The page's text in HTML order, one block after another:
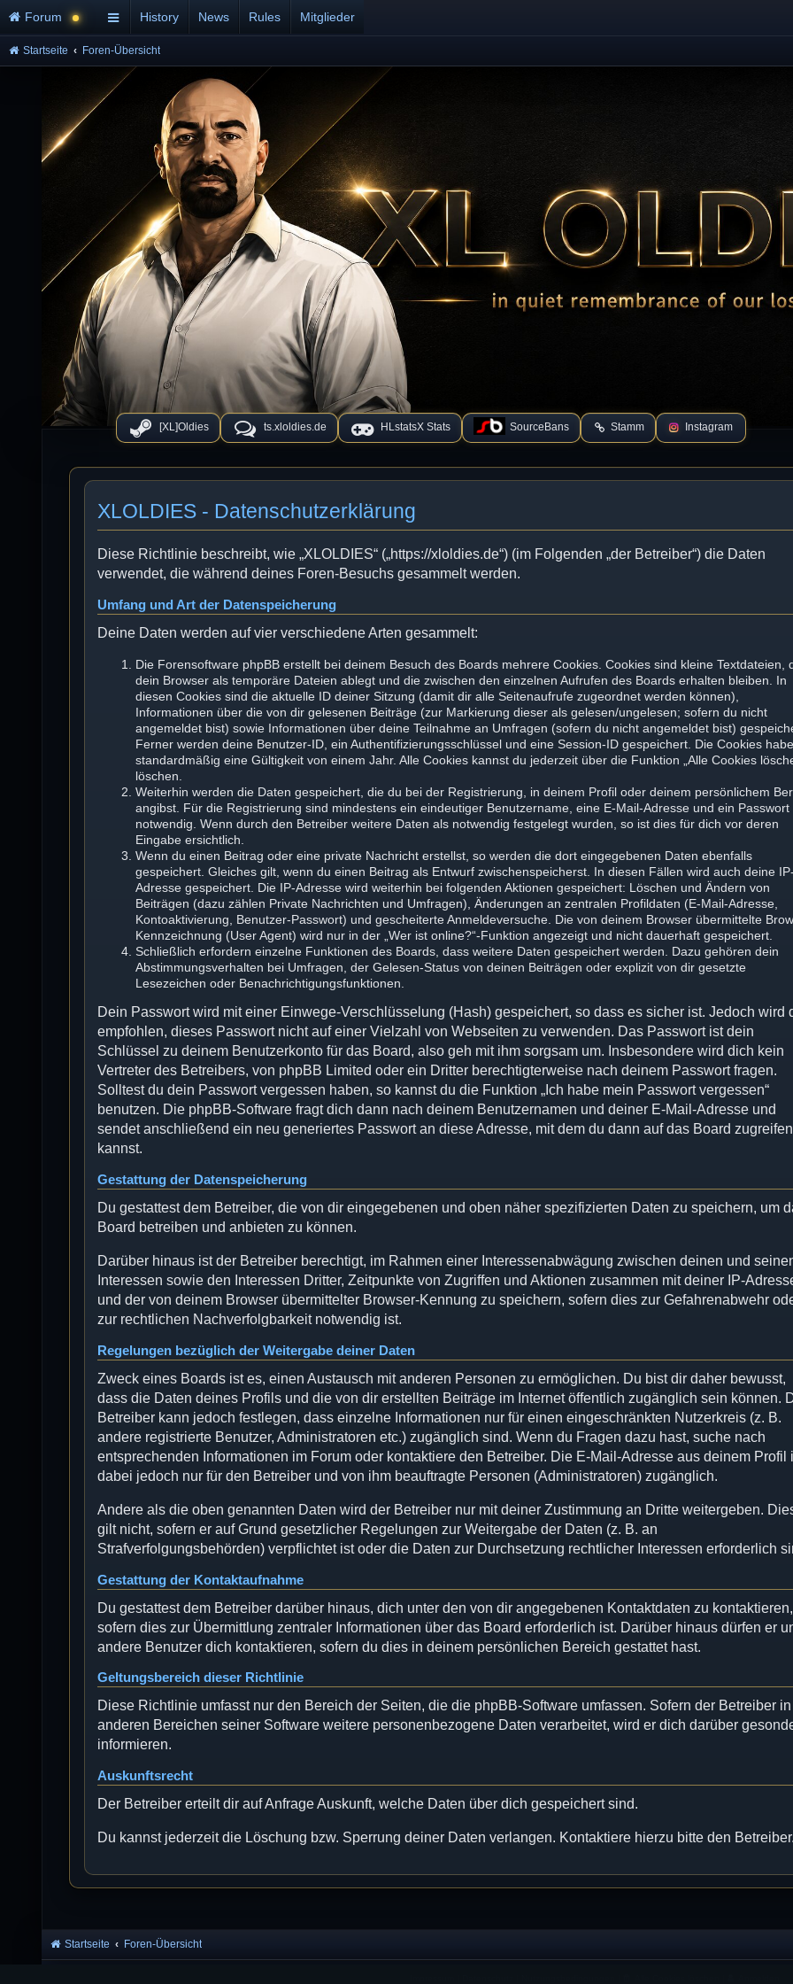
[XL]Oldies ts.xloldies.de HLstatsX Stats SourceBans Stamm Instagram
Forum History News Rules Mitglieder
Startseite Foren-Übersicht
XLOLDIES - Datenschutzerklärung
Diese Richtlinie beschreibt, wie „XLOLDIES“ („https://xloldies.de“) (im Folgenden „der Betreiber“) die Daten
verwendet, die während deines Foren-Besuchs gesammelt werden.
Umfang und Art der Datenspeicherung
Deine Daten werden auf vier verschiedene Arten gesammelt:
Die Forensoftware phpBB erstellt bei deinem Besuch des Boards mehrere Cookies. Cookies sind kleine Textdateien,
dein Browser als temporäre Dateien ablegt und die zwischen den einzelnen Aufrufen des Boards erhalten bleiben. In
diesen Cookies sind die aktuelle ID deiner Sitzung (damit dir alle Seitenaufrufe zugeordnet werden können),
Informationen über die von dir gelesenen Beiträge (zur Markierung dieser als gelesen/ungelesen; sofern du nicht
angemeldet bist) sowie Informationen über deine Teilnahme an Umfragen (sofern du nicht angemeldet bist)
Ferner werden deine Benutzer-ID, ein Authentifizierungsschlüssel und eine Session-ID gespeichert. Die Cookies
standardmäßig eine Gültigkeit von einem Jahr. Alle Cookies kannst du jederzeit über die Funktion „Alle Cookies
löschen.
Weiterhin werden die Daten gespeichert, die du bei der Registrierung, in deinem Profil oder deinem persönlichem
angibst. Für die Registrierung sind mindestens ein eindeutiger Benutzername, eine E-Mail-Adresse und ein Passwort
notwendig. Wenn durch den Betreiber weitere Daten als notwendig festgelegt wurden, so ist dies für dich vor deren
Eingabe ersichtlich.
Wenn du einen Beitrag oder eine private Nachricht erstellst, so werden die dort eingegebenen Daten ebenfalls
gespeichert. Gleiches gilt, wenn du einen Beitrag als Entwurf zwischenspeicherst. In diesen Fällen wird auch deine IP-
Adresse gespeichert. Die IP-Adresse wird weiterhin bei folgenden Aktionen gespeichert: Löschen und Ändern von
Beiträgen (dazu zählen Private Nachrichten und Umfragen), Änderungen an zentralen Profildaten (E-Mail-Adresse,
Kontoaktivierung, Benutzer-Passwort) und gescheiterte Anmeldeversuche. Die von deinem Browser übermittelte
Kennzeichnung (User Agent) wird nur in der „Wer ist online?“-Funktion angezeigt und nicht dauerhaft gespeichert.
Schließlich erfordern einzelne Funktionen des Boards, dass weitere Daten gespeichert werden. Dazu gehören dein
Abstimmungsverhalten bei Umfragen, der Gelesen-Status von deinen Beiträgen oder explizit von dir gesetzte
Lesezeichen oder Benachrichtigungsfunktionen.
Dein Passwort wird mit einer Einwege-Verschlüsselung (Hash) gespeichert, so dass es sicher ist. Jedoch wird
empfohlen, dieses Passwort nicht auf einer Vielzahl von Webseiten zu verwenden. Das Passwort ist dein
Schlüssel zu deinem Benutzerkonto für das Board, also geh mit ihm sorgsam um. Insbesondere wird dich kein
Vertreter des Betreibers, von phpBB Limited oder ein Dritter berechtigterweise nach deinem Passwort fragen.
Solltest du dein Passwort vergessen haben, so kannst du die Funktion „Ich habe mein Passwort vergessen“
benutzen. Die phpBB-Software fragt dich dann nach deinem Benutzernamen und deiner E-Mail-Adresse und
sendet anschließend ein neu generiertes Passwort an diese Adresse, mit dem du dann auf das Board zugreifen
kannst.
Gestattung der Datenspeicherung
Du gestattest dem Betreiber, die von dir eingegebenen und oben näher spezifizierten Daten zu speichern, um
Board betreiben und anbieten zu können.
Darüber hinaus ist der Betreiber berechtigt, im Rahmen einer Interessenabwägung zwischen deinen und
Interessen sowie den Interessen Dritter, Zeitpunkte von Zugriffen und Aktionen zusammen mit deiner IP-
und der von deinem Browser übermittelter Browser-Kennung zu speichern, sofern dies zur Gefahrenabwehr
zur rechtlichen Nachverfolgbarkeit notwendig ist.
Regelungen bezüglich der Weitergabe deiner Daten
Zweck eines Boards ist es, einen Austausch mit anderen Personen zu ermöglichen. Du bist dir daher bewusst,
dass die Daten deines Profils und die von dir erstellten Beiträge im Internet öffentlich zugänglich sein können.
Betreiber kann jedoch festlegen, dass einzelne Informationen nur für einen eingeschränkten Nutzerkreis (z. B.
andere registrierte Benutzer, Administratoren etc.) zugänglich sind. Wenn du Fragen dazu hast, suche nach
entsprechenden Informationen im Forum oder kontaktiere den Betreiber. Die E-Mail-Adresse aus deinem Profil
dabei jedoch nur für den Betreiber und von ihm beauftragte Personen (Administratoren) zugänglich.
Andere als die oben genannten Daten wird der Betreiber nur mit deiner Zustimmung an Dritte weitergeben.
gilt nicht, sofern er auf Grund gesetzlicher Regelungen zur Weitergabe der Daten (z. B. an
Strafverfolgungsbehörden) verpflichtet ist oder die Daten zur Durchsetzung rechtlicher Interessen erforderlich
Gestattung der Kontaktaufnahme
Du gestattest dem Betreiber darüber hinaus, dich unter den von dir angegebenen Kontaktdaten zu kontaktieren,
sofern dies zur Übermittlung zentraler Informationen über das Board erforderlich ist. Darüber hinaus dürfen er
andere Benutzer dich kontaktieren, sofern du dies in deinem persönlichen Bereich gestattet hast.
Geltungsbereich dieser Richtlinie
Diese Richtlinie umfasst nur den Bereich der Seiten, die die phpBB-Software umfassen. Sofern der Betreiber in
anderen Bereichen seiner Software weitere personenbezogene Daten verarbeitet, wird er dich darüber
informieren.
Auskunftsrecht
Der Betreiber erteilt dir auf Anfrage Auskunft, welche Daten über dich gespeichert sind.
Du kannst jederzeit die Löschung bzw. Sperrung deiner Daten verlangen. Kontaktiere hierzu bitte den Betreiber.
Startseite Foren-Übersicht